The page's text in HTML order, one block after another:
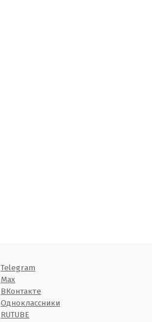
Telegram
Max
ВКонтакте
Одноклассники
RUTUBE